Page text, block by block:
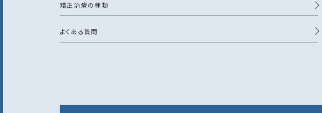
矯正治療の種類
よくある質問